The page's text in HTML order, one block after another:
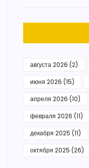
августа 2026 (2)
июня 2026 (15)
апреля 2026 (10)
февраля 2026 (11)
декабря 2025 (11)
октября 2025 (26)